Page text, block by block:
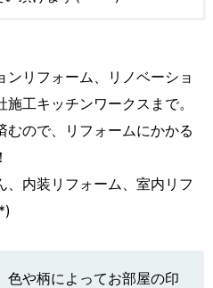
ンリフォーム、リノベーショ
工キッチンワークスまで。
むので、リフォームにかかる
、内装リフォーム、室内リフ
色や柄によってお部屋の印